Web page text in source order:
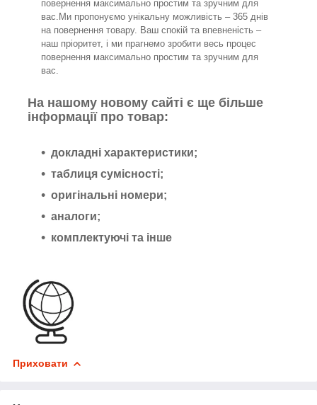
повернення максимально простим та зручним для
вас.Ми пропонуємо унікальну можливість – 365 днів
на повернення товару. Ваш спокій та впевненість –
наш пріоритет, і ми прагнемо зробити весь процес
повернення максимально простим та зручним для
вас.
На нашому новому сайті є ще більше
інформації про товар:
докладні характеристики;
таблиця сумісності;
оригінальні номери;
аналоги;
комплектуючі та інше
Приховати